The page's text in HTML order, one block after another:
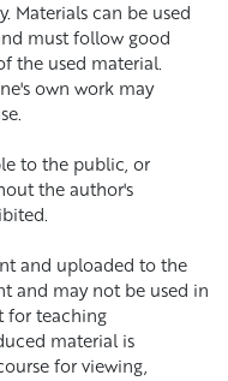
Materials can be used
must follow good
the used material.
own work may
to the public, or
the author's
and uploaded to the
and may not be used in
for teaching
material is
for viewing,